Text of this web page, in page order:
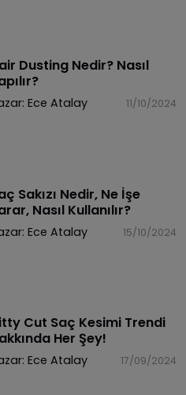
Dusting Nedir? Nasıl
Ece Atalay 11/10/2024
Sakızı Nedir, Ne İşe
Nasıl Kullanılır?
Ece Atalay 15/10/2024
Cut Saç Kesimi Trendi
Her Şey!
Ece Atalay 17/09/2024